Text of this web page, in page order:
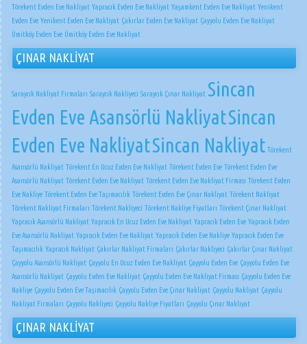
Törekent Evden Eve Nakliyat Yapracık Evden Eve Nakliyat Yaşamkent Evden Eve Nakliyat Yenikent
Evden Eve Yenikent Evden Eve Nakliyat Çakırlar Evden Eve Nakliyat Çayyolu Evden Eve Nakliyat
Ümitköy Evden Eve Ümitköy Evden Eve Nakliyat
ÇINAR NAKLİYAT
Saraycık Nakliyat Firmaları Saraycık Nakliyeci Saraycık Çınar Nakliyat Sincan
Evden Eve Asansörlü NakliyatSincan
Evden Eve NakliyatSincan Nakliyat Törekent
Asansörlü Nakliyat Törekent En Ucuz Evden Eve Nakliyat Törekent Evden Eve Törekent Evden Eve
Asansörlü Nakliyat Törekent Evden Eve Nakliyat Törekent Evden Eve Nakliyat Firması Törekent Evden
Eve Nakliye Törekent Evden Eve Taşımacılık Törekent Evden Eve Çınar Nakliyat Törekent Nakliyat
Törekent Nakliyat Firmaları Törekent Nakliyeci Törekent Nakliye Fiyatları Törekent Çınar Nakliyat
Yapracık Asansörlü Nakliyat Yapracık En Ucuz Evden Eve Nakliyat Yapracık Evden Eve Yapracık Evden
Eve Asansörlü Nakliyat Yapracık Evden Eve Nakliyat Yapracık Evden Eve Nakliye Yapracık Evden Eve
Taşımacılık Yapracık Nakliyat Çakırlar Nakliyat Firmaları Çakırlar Nakliyeci Çakırlar Çınar Nakliyat
Çayyolu Asansörlü Nakliyat Çayyolu En Ucuz Evden Eve Nakliyat Çayyolu Evden Eve Çayyolu Evden Eve
Asansörlü Nakliyat Çayyolu Evden Eve Nakliyat Çayyolu Evden Eve Nakliyat Firması Çayyolu Evden Eve
Nakliye Çayyolu Evden Eve Taşımacılık Çayyolu Evden Eve Çınar Nakliyat Çayyolu Nakliyat Çayyolu
Nakliyat Firmaları Çayyolu Nakliyeci Çayyolu Nakliye Fiyatları Çayyolu Çınar Nakliyat
ÇINAR NAKLİYAT